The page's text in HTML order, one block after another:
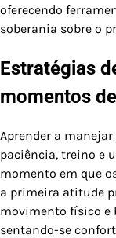
oferecendo
soberania sobre o
Estratégias
momentos
Aprender a
paciência, treino e
momento em que
a primeira atitude
movimento físico e
sentando-se